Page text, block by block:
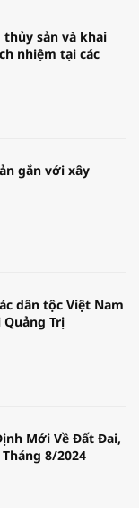
sản và khai
nhiệm tại các
gắn với xây
dân tộc Việt Nam
Quảng Trị
Mới Về Đất Đai,
8/2024